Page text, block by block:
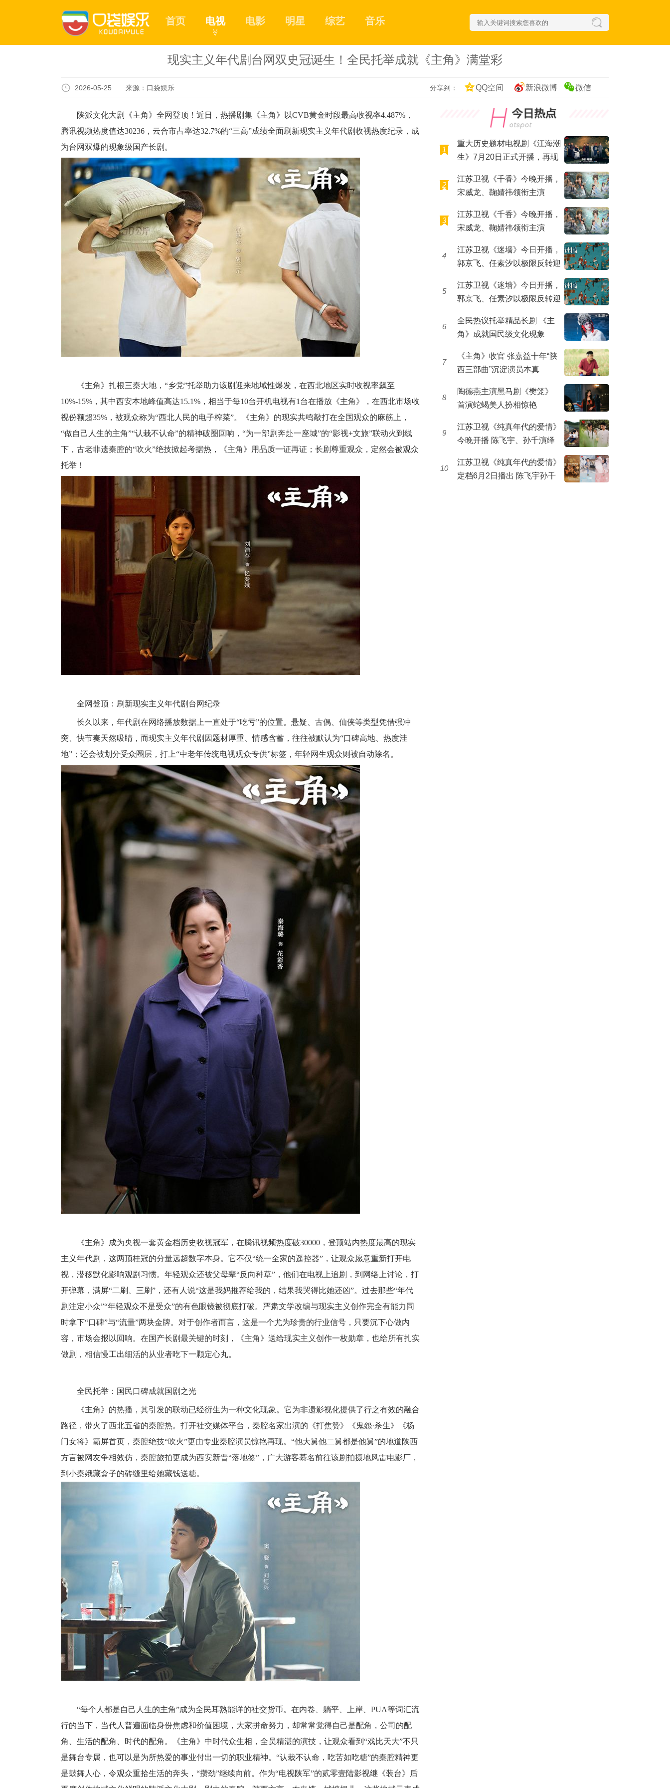
首页 电视
≫
电影 明星 综艺 音乐
现实主义年代剧台网双史冠诞生！全民托举成就《主角》满堂彩
2026-05-25 来源：口袋娱乐 微信
新浪微博
QQ空间
分享到：
陕派文化大剧《主角》全网登顶！近日，热播剧集《主角》以CVB黄金时段最高收视率4.487%，
腾讯视频热度值达30236，云合市占率达32.7%的“三高”成绩全面刷新现实主义年代剧收视热度纪录，成
为台网双爆的现象级国产长剧。
《主角》扎根三秦大地，“乡党”托举助力该剧迎来地域性爆发，在西北地区实时收视率飙至
10%-15%，其中西安本地峰值高达15.1%，相当于每10台开机电视有1台在播放《主角》，在西北市场收
视份额超35%，被观众称为“西北人民的电子榨菜”。《主角》的现实共鸣敲打在全国观众的麻筋上，
“做自己人生的主角”“认栽不认命”的精神破圈回响，“为一部剧奔赴一座城”的“影视+文旅”联动火到线
下，古老非遗秦腔的“吹火”绝技掀起考据热，《主角》用品质一证再证；长剧尊重观众，定然会被观众
托举！
全网登顶：刷新现实主义年代剧台网纪录
长久以来，年代剧在网络播放数据上一直处于“吃亏”的位置。悬疑、古偶、仙侠等类型凭借强冲
突、快节奏天然吸睛，而现实主义年代剧因题材厚重、情感含蓄，往往被默认为“口碑高地、热度洼
地”；还会被划分受众圈层，打上“中老年传统电视观众专供”标签，年轻网生观众则被自动除名。
《主角》成为央视一套黄金档历史收视冠军，在腾讯视频热度破30000，登顶站内热度最高的现实
主义年代剧，这两顶桂冠的分量远超数字本身。它不仅“统一全家的遥控器”，让观众愿意重新打开电
视，潜移默化影响观剧习惯。年轻观众还被父母辈“反向种草”，他们在电视上追剧，到网络上讨论，打
开弹幕，满屏“二刷、三刷”，还有人说“这是我妈推荐给我的，结果我哭得比她还凶”。过去那些“年代
剧注定小众”“年轻观众不是受众”的有色眼镜被彻底打破。严肃文学改编与现实主义创作完全有能力同
时拿下“口碑”与“流量”两块金牌。对于创作者而言，这是一个尤为珍贵的行业信号，只要沉下心做内
容，市场会报以回响。在国产长剧最关键的时刻，《主角》送给现实主义创作一枚勋章，也给所有扎实
做剧，相信慢工出细活的从业者吃下一颗定心丸。
全民托举：国民口碑成就国剧之光
《主角》的热播，其引发的联动已经衍生为一种文化现象。它为非遗影视化提供了行之有效的融合
路径，带火了西北五省的秦腔热。打开社交媒体平台，秦腔名家出演的《打焦赞》《鬼怨·杀生》《杨
门女将》霸屏首页，秦腔绝技“吹火”更由专业秦腔演员惊艳再现。“他大舅他二舅都是他舅”的地道陕西
方言被网友争相效仿，秦腔旅拍更成为西安新晋“落地签”，广大游客慕名前往该剧拍摄地风雷电影厂，
到小秦娥藏盒子的砖缝里给她藏钱送糖。
“每个人都是自己人生的主角”成为全民耳熟能详的社交货币。在内卷、躺平、上岸、PUA等词汇流
行的当下，当代人普遍面临身份焦虑和价值困境，大家拼命努力，却常常觉得自己是配角，公司的配
角、生活的配角、时代的配角。《主角》中时代众生相，全员精湛的演技，让观众看到“戏比天大”不只
是舞台专属，也可以是为所热爱的事业付出一切的职业精神。“认栽不认命，吃苦如吃糖”的秦腔精神更
是鼓舞人心，令观众重拾生活的奔头，“攒劲”继续向前。作为“电视陕军”的贰零壹陆影视继《装台》后
1
重大历史题材电视剧《江海潮
生》7月20日正式开播，再现
2
江苏卫视《千香》今晚开播，
宋威龙、鞠婧祎领衔主演
3
江苏卫视《千香》今晚开播，
宋威龙、鞠婧祎领衔主演
4
江苏卫视《迷墙》今日开播，
郭京飞、任素汐以极限反转迎
5
江苏卫视《迷墙》今日开播，
郭京飞、任素汐以极限反转迎
6
全民热议托举精品长剧 《主
角》成就国民级文化现象
7
《主角》收官 张嘉益十年“陕
西三部曲”沉淀演员本真
8
陶德燕主演黑马剧《樊笼》
首演蛇蝎美人扮相惊艳
9
江苏卫视《纯真年代的爱情》
今晚开播 陈飞宇、孙千演绎
10
江苏卫视《纯真年代的爱情》
定档6月2日播出 陈飞宇孙千